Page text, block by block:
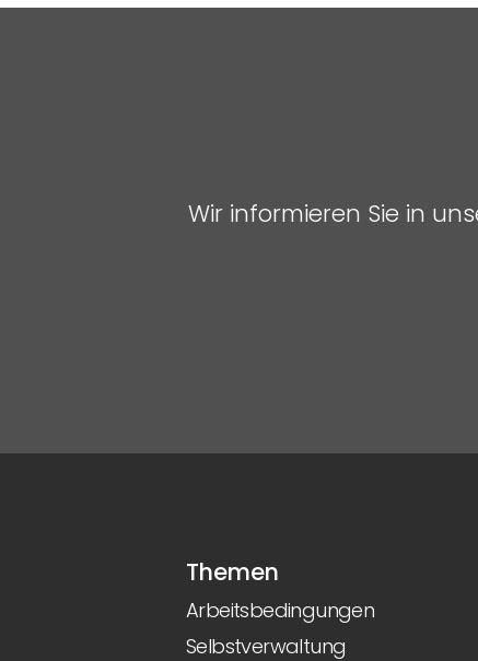
Wir informieren Sie in
Themen
Arbeitsbedingungen
Selbstverwaltung